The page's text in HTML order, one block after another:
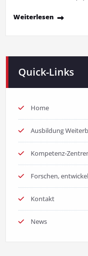
Weiterlesen
Quick-Links
Home
Ausbildung
Kompetenz-
Forschen,
Kontakt
News